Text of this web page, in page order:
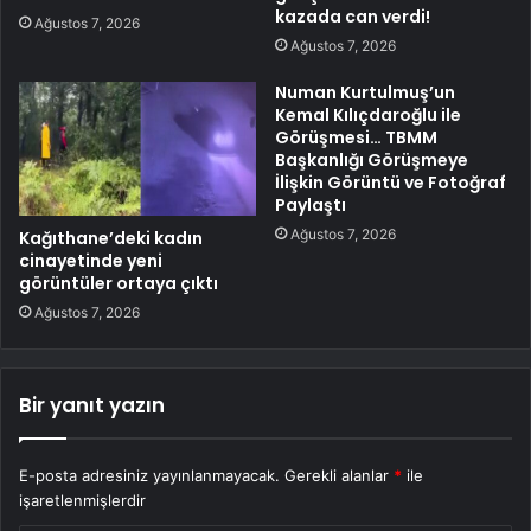
Ağustos 7, 2026
kazada can verdi!
Ağustos 7, 2026
Kağıthane’deki kadın
cinayetinde yeni
görüntüler ortaya çıktı
Ağustos 7, 2026
Numan Kurtulmuş’un
Kemal Kılıçdaroğlu ile
Görüşmesi… TBMM
Başkanlığı Görüşmeye
İlişkin Görüntü ve Fotoğraf
Paylaştı
Ağustos 7, 2026
Bir yanıt yazın
E-posta adresiniz yayınlanmayacak. Gerekli alanlar * ile
işaretlenmişlerdir